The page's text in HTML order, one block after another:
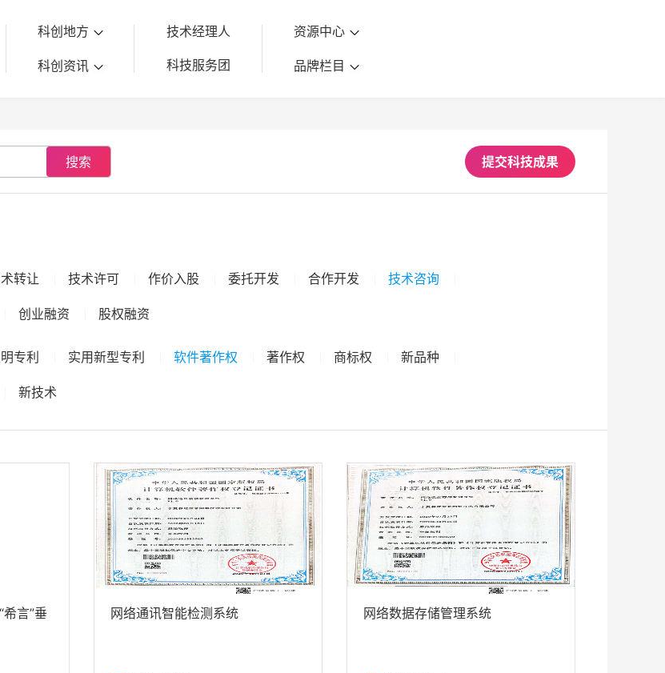
科创地方
科创资讯
技术经理人
科技服务团
资源中心
品牌栏目
搜索 提交科技成果
转让 技术许可 作价入股 委托开发 合作开发 技术咨询
创业融资 股权融资
专利 实用新型专利 软件著作权 著作权 商标权 新品种
新技术
言”垂
网络通讯智能检测系统 网络数据存储管理系统